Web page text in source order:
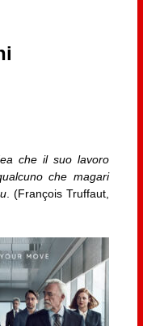
che il suo lavoro
che magari
. (François Truffaut,